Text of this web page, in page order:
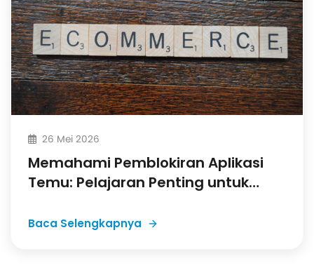
26 Mei 2026
Memahami Pemblokiran Aplikasi
Temu: Pelajaran Penting untuk
Baca Selengkapnya